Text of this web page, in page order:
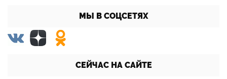
МЫ В СОЦСЕТЯХ
СЕЙЧАС НА САЙТЕ